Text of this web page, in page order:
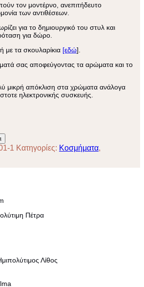
τον μοντέρνο, ανεπιτήδευτο
των αντιθέσεων.
για το δημιουργικό του στυλ και
για δώρο.
με τα σκουλαρίκια [εδώ].
σας αποφεύγοντας τα αρώματα και το
μικρή απόκλιση στα χρώματα ανάλογα
ηλεκτρονικής συσκευής.
1 Κατηγορίες: Κοσμήματα,
Πέτρα
Λίθος